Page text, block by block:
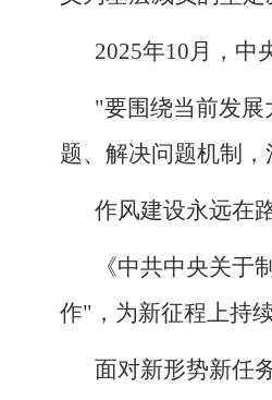
2025年10月，中
"要围绕当前发
题、解决问题机制
作风建设永远在
《中共中央关
作"，为新征程上持
面对新形势新任